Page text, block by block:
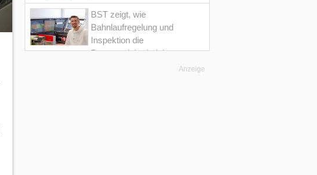
BST zeigt, wie
Bahnlaufregelung und
Inspektion die
Prozesssicherheit im
Anzeige